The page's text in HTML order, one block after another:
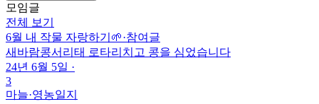
모임글
전체 보기
6월 내 작물 자랑하기🌱·참여글
새바람콩서리태 로타리치고 콩을 심었습니다
24년 6월 5일 ·
3
마늘·영농일지